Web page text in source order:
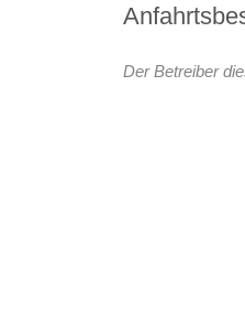
Der Betreiber